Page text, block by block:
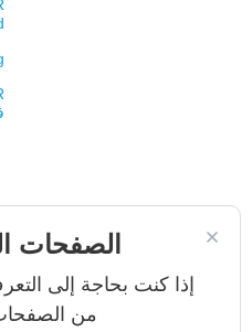
الصفحات
إذا كنت بحاجة إلى
من